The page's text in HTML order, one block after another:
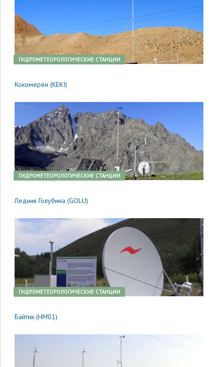
ГИДРОМЕТЕОРОЛОГИЧЕСКИЕ СТАНЦИИ
Кокомерен (KEKI)
ГИДРОМЕТЕОРОЛОГИЧЕСКИЕ СТАНЦИИ
Ледник Голубина (GOLU)
ГИДРОМЕТЕОРОЛОГИЧЕСКИЕ СТАНЦИИ
Байтик (HM01)